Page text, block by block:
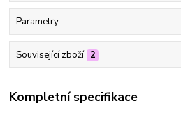
Parametry
Související zboží 2
Kompletní specifikace